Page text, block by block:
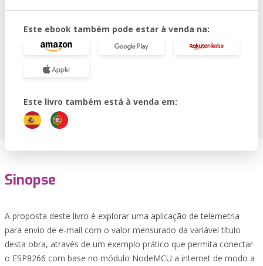
Este ebook também pode estar à venda na:
Este livro também está à venda em:
Sinopse
A proposta deste livro é explorar uma aplicação de telemetria
para envio de e-mail com o valor mensurado da variável título
desta obra, através de um exemplo prático que permita conectar
o ESP8266 com base no módulo NodeMCU a internet de modo a